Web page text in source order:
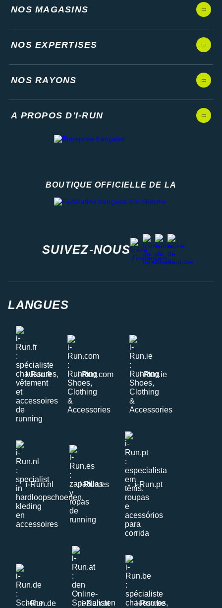
NOS MAGASINS
NOS EXPERTISES
NOS RAYONS
A PROPOS D'I-RUN
BOUTIQUE OFFICIELLE DE LA
SUIVEZ-NOUS
instagram
facebook
stravayoutube
LANGUES
i-Run.fr i-Run.com i-Run.ie
i-Run.nl i-Run.es i-Run.pt
i-Run.de i-Run.at i-Run.be